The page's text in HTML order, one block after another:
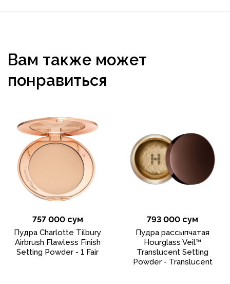
Вам также может
понравиться
757 000 сум
Пудра Charlotte Tilbury
Airbrush Flawless Finish
Setting Powder - 1 Fair
793 000 сум
Пудра рассыпчатая
Hourglass Veil™
Translucent Setting
Powder - Translucent